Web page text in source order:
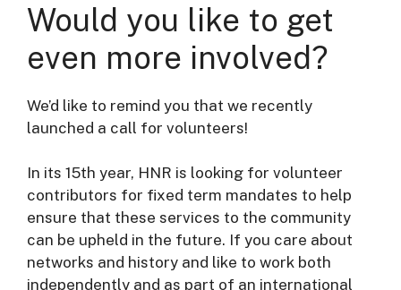
Would you like to get
even more involved?
We’d like to remind you that we recently
launched a call for volunteers!
In its 15th year, HNR is looking for volunteer
contributors for fixed term mandates to help
ensure that these services to the community
can be upheld in the future. If you care about
networks and history and like to work both
independently and as part of an international